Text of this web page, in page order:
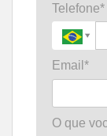
Telefone*
Email*
O que